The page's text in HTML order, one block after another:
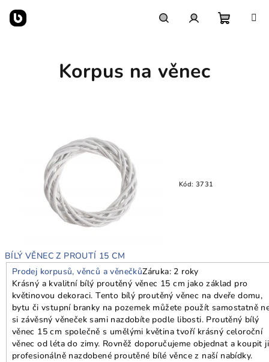
obsah
Korpus na věnec
Kód: 3731
BÍLÝ VĚNEC Z PROUTÍ 15 CM
Prodej korpusů, věnců a věnečkůZáruka: 2 roky
Krásný a kvalitní bílý proutěný věnec 15 cm jako základ pro
květinovou dekoraci. Tento bílý proutěný věnec na dveře domu,
bytu či vstupní branky na pozemek můžete použít samostatně
si závěsný věneček sami nazdobíte podle libosti. Proutěný bílý
věnec 15 cm společně s umělými květina tvoří krásný celoroční
věnec od léta do zimy. Rovněž doporučujeme objednat a koupit
profesionálně nazdobené proutěné bílé věnce z naší nabídky.